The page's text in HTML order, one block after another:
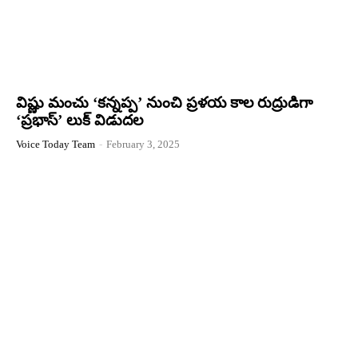
విష్ణు మంచు ‘కన్నప్ప’ నుంచి ప్రళయ కాల రుద్రుడిగా
‘ప్రభాస్’ లుక్ విడుదల
Voice Today Team - February 3, 2025